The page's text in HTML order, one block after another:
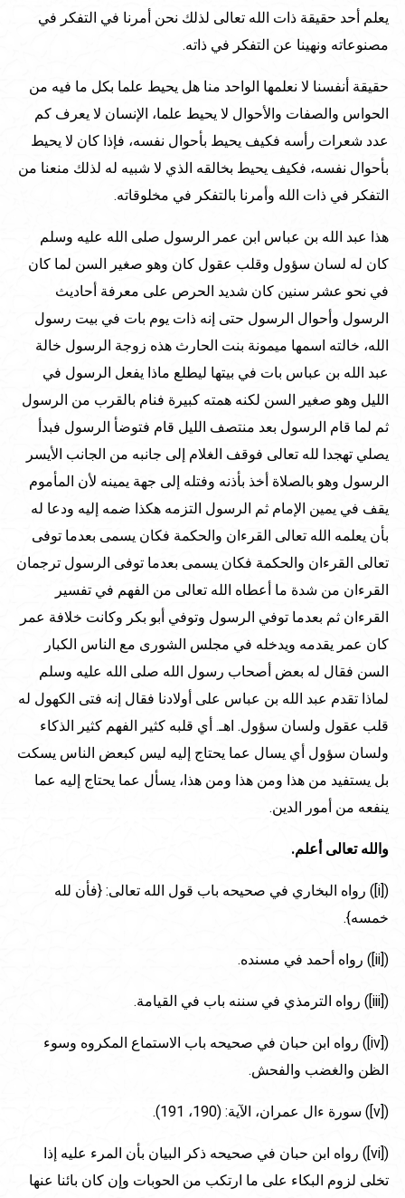
يعلم أحد حقيقة ذات الله تعالى لذلك نحن أمرنا في التفكر في
مصنوعاته ونهينا عن التفكر في ذاته.
حقيقة أنفسنا لا نعلمها الواحد منا هل يحيط علما بكل ما فيه من
الحواس والصفات والأحوال لا يحيط علما، الإنسان لا يعرف كم
عدد شعرات رأسه فكيف يحيط بأحوال نفسه، فإذا كان لا يحيط
بأحوال نفسه، فكيف يحيط بخالقه الذي لا شبيه له لذلك منعنا من
التفكر في ذات الله وأمرنا بالتفكر في مخلوقاته.
هذا عبد الله بن عباس ابن عمر الرسول صلى الله عليه وسلم
كان له لسان سؤول وقلب عقول كان وهو صغير السن لما كان
في نحو عشر سنين كان شديد الحرص على معرفة أحاديث
الرسول وأحوال الرسول حتى إنه ذات يوم بات في بيت رسول
الله، خالته اسمها ميمونة بنت الحارث هذه زوجة الرسول خالة
عبد الله بن عباس بات في بيتها ليطلع ماذا يفعل الرسول في
الليل وهو صغير السن لكنه همته كبيرة فنام بالقرب من الرسول
ثم لما قام الرسول بعد منتصف الليل قام فتوضأ الرسول فبدأ
يصلي تهجدا لله تعالى فوقف الغلام إلى جانبه من الجانب الأيسر
الرسول وهو بالصلاة أخذ بأذنه وفتله إلى جهة يمينه لأن المأموم
يقف في يمين الإمام ثم الرسول التزمه هكذا ضمه إليه ودعا له
بأن يعلمه الله تعالى القرءان والحكمة فكان يسمى بعدما توفى
تعالى القرءان والحكمة فكان يسمى بعدما توفى الرسول ترجمان
القرءان من شدة ما أعطاه الله تعالى من الفهم في تفسير
القرءان ثم بعدما توفي الرسول وتوفي أبو بكر وكانت خلافة عمر
كان عمر يقدمه ويدخله في مجلس الشورى مع الناس الكبار
السن فقال له بعض أصحاب رسول الله صلى الله عليه وسلم
لماذا تقدم عبد الله بن عباس على أولادنا فقال إنه فتى الكهول له
قلب عقول ولسان سؤول. اهـ. أي قلبه كثير الفهم كثير الذكاء
ولسان سؤول أي يسال عما يحتاج إليه ليس كبعض الناس يسكت
بل يستفيد من هذا ومن هذا ومن هذا، يسأل عما يحتاج إليه عما
ينفعه من أمور الدين.
والله تعالى أعلم.
([i]) رواه البخاري في صحيحه باب قول الله تعالى: {فأن لله
خمسه}.
([ii]) رواه أحمد في مسنده.
([iii]) رواه الترمذي في سننه باب في القيامة.
([iv]) رواه ابن حبان في صحيحه باب الاستماع المكروه وسوء
الظن والغضب والفحش.
([v]) سورة ءال عمران، الآية: (190، 191).
([vi]) رواه ابن حبان في صحيحه ذكر البيان بأن المرء عليه إذا
تخلى لزوم البكاء على ما ارتكب من الحوبات وإن كان بائنا عنها